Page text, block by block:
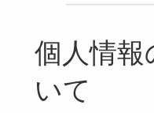
個人情報
いて